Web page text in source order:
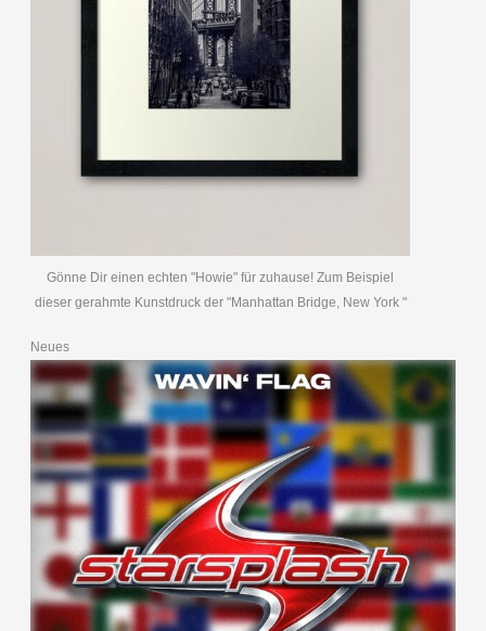
Gönne Dir einen echten "Howie" für zuhause! Zum Beispiel
dieser gerahmte Kunstdruck der "Manhattan Bridge, New York "
Neues